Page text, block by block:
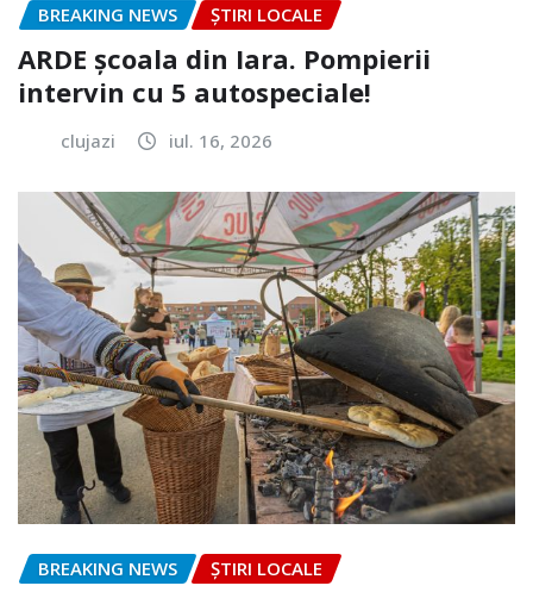
BREAKING NEWS ȘTIRI LOCALE
ARDE școala din Iara. Pompierii
intervin cu 5 autospeciale!
clujazi iul. 16, 2026
BREAKING NEWS ȘTIRI LOCALE